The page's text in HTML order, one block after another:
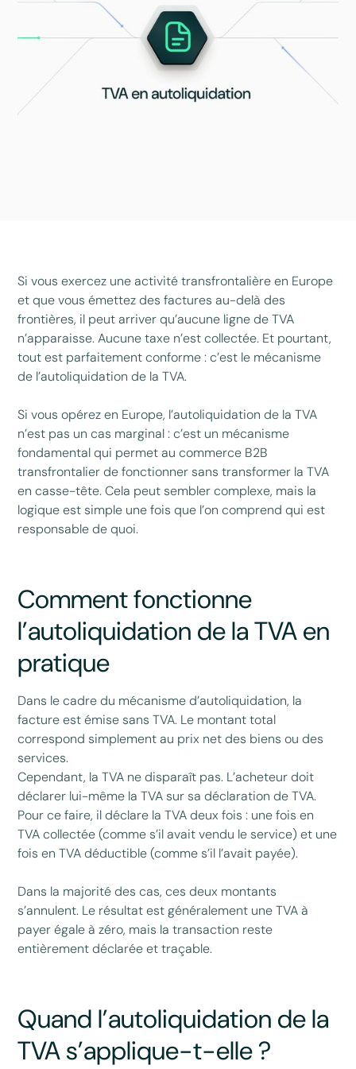
Si vous exercez une activité transfrontalière en Europe
et que vous émettez des factures au-delà des
frontières, il peut arriver qu’aucune ligne de TVA
n’apparaisse. Aucune taxe n’est collectée. Et pourtant,
tout est parfaitement conforme : c’est le mécanisme
de l’autoliquidation de la TVA.
Si vous opérez en Europe, l’autoliquidation de la TVA
n’est pas un cas marginal : c’est un mécanisme
fondamental qui permet au commerce B2B
transfrontalier de fonctionner sans transformer la TVA
en casse-tête. Cela peut sembler complexe, mais la
logique est simple une fois que l’on comprend qui est
responsable de quoi.
Comment fonctionne
l’autoliquidation de la TVA en
pratique
Dans le cadre du mécanisme d’autoliquidation, la
facture est émise sans TVA. Le montant total
correspond simplement au prix net des biens ou des
services.
Cependant, la TVA ne disparaît pas. L’acheteur doit
déclarer lui-même la TVA sur sa déclaration de TVA.
Pour ce faire, il déclare la TVA deux fois : une fois en
TVA collectée (comme s’il avait vendu le service) et une
fois en TVA déductible (comme s’il l’avait payée).
Dans la majorité des cas, ces deux montants
s’annulent. Le résultat est généralement une TVA à
payer égale à zéro, mais la transaction reste
entièrement déclarée et traçable.
Quand l’autoliquidation de la
TVA s’applique-t-elle ?